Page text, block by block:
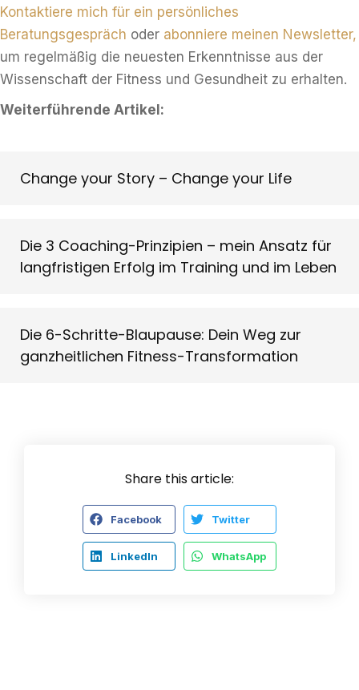
Kontaktiere mich für ein persönliches
Beratungsgespräch oder abonniere meinen Newsletter,
um regelmäßig die neuesten Erkenntnisse aus der
Wissenschaft der Fitness und Gesundheit zu erhalten.
Weiterführende Artikel:
Change your Story – Change your Life
Die 3 Coaching-Prinzipien – mein Ansatz für
langfristigen Erfolg im Training und im Leben
Die 6-Schritte-Blaupause: Dein Weg zur
ganzheitlichen Fitness-Transformation
Share this article:
Facebook Twitter
LinkedIn WhatsApp